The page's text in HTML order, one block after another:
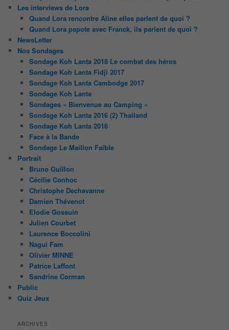
Les interviews de Lora
Quand Lora rencontre Aline elles parlent de quoi ?
Quand Lora papote avec Franck, ils parlent de quoi ?
NewsLetter
Nos Sondages
Sondage Koh Lanta 2018 Le combat des héros
Sondage Koh Lanta Fidji 2017
Sondage Koh Lanta Cambodge 2017
Sondage Koh Lanta
Sondages « Bienvenue au Camping »
Sondage Koh Lanta 2016 (2) Thailand
Sondage Koh Lanta 2016
Face à la Bande
Sondage Le Maillon Faible
Portrait
Bruno Guillon
Cécilie Conhoc
Christophe Dechavanne
Damien Thévenot
Elodie Gossuin
Julien Courbet
Laurence Boccolini
Nagui Fam
Olivier MINNE
Patrice Laffont
Sandrine Corman
Public
Quiz Jeux
ARCHIVES